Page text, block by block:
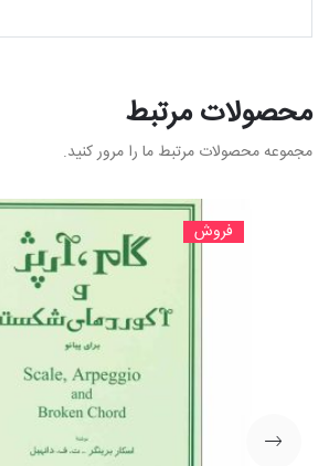
محصولات مرتبط
مجموعه محصولات مرتبط ما را مرور کنید.
فروش